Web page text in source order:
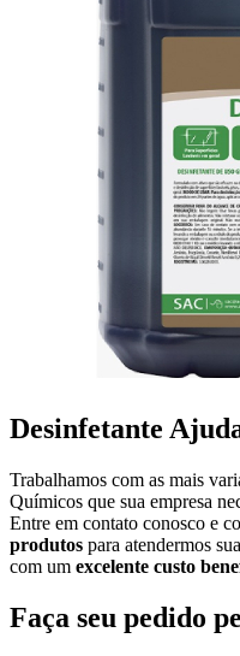
Desinfetante
Trabalhamos com as mais
Químicos que sua empresa
Entre em contato conosco e
produtos para atendermos
com um excelente custo
Faça seu pedido